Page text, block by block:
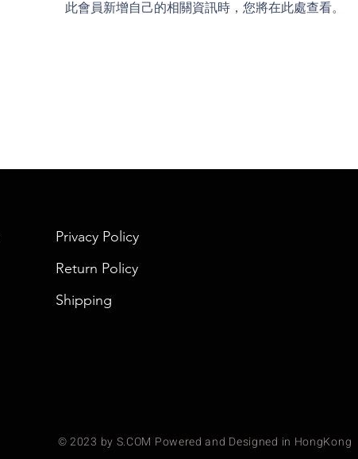
此會員新增自己的相關資訊時，您將在此處查看。
Privacy Policy
Return Policy
Shipping
© 2023 by S.COM Powered and Designed in HongKong